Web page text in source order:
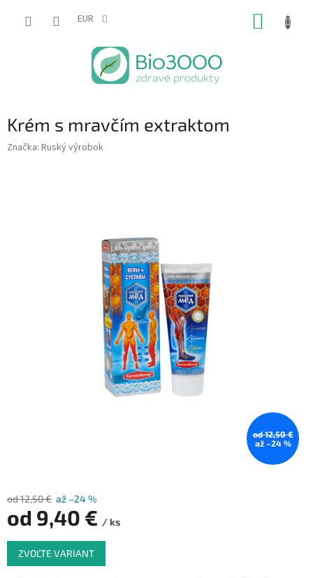
EUR
Krém s mravčím extraktom
Značka: Ruský výrobok
od 12,50 €
až –24 %
od 12,50 € až –24 %
od 9,40 € / ks
Jednotková
cena:
ZVOĽTE VARIANT